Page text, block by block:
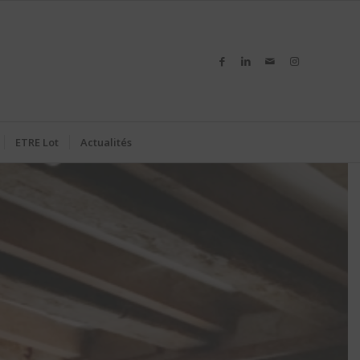
ETRE Lot Actualités